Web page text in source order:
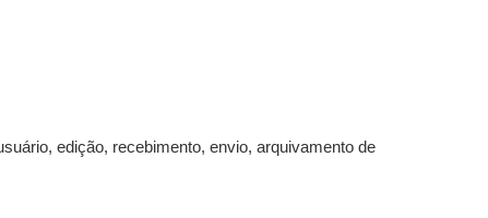
edição, recebimento, envio, arquivamento de